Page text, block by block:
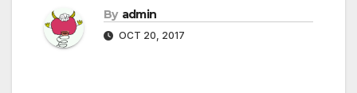
By admin
OCT 20, 2017